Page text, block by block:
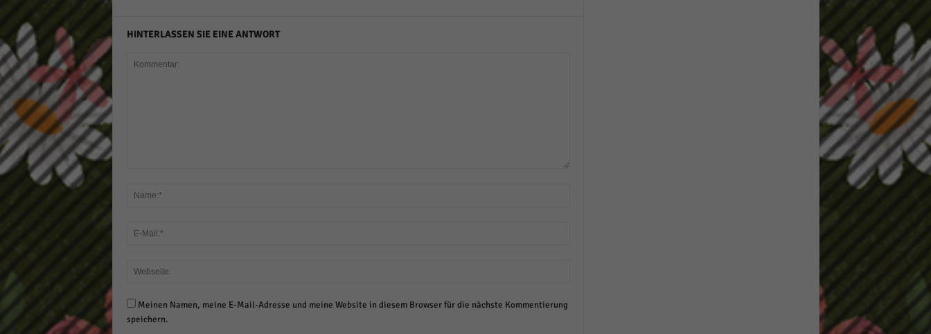
HINTERLASSEN SIE EINE ANTWORT
Meinen Namen, meine E-Mail-Adresse und meine Website in diesem Browser für die nächste Kommentierung
speichern.